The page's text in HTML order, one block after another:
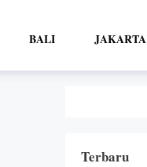
BALI JAKARTA
Terbaru